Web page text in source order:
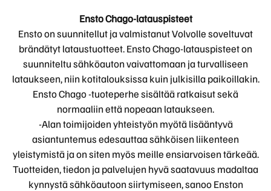
Ensto Chago-latauspisteet
Ensto on suunnitellut ja valmistanut Volvolle soveltuvat
brändätyt lataustuotteet. Ensto Chago-latauspisteet on
suunniteltu sähköauton vaivattomaan ja turvalliseen
lataukseen, niin kotitalouksissa kuin julkisilla paikoillakin.
Ensto Chago -tuoteperhe sisältää ratkaisut sekä
normaaliin että nopeaan lataukseen.
-Alan toimijoiden yhteistyön myötä lisääntyvä
asiantuntemus edesauttaa sähköisen liikenteen
yleistymistä ja on siten myös meille ensiarvoisen tärkeää.
Tuotteiden, tiedon ja palvelujen hyvä saatavuus madaltaa
kynnystä sähköautoon siirtymiseen, sanoo Enston